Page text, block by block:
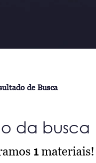
de Busca
da busca
1materiais!